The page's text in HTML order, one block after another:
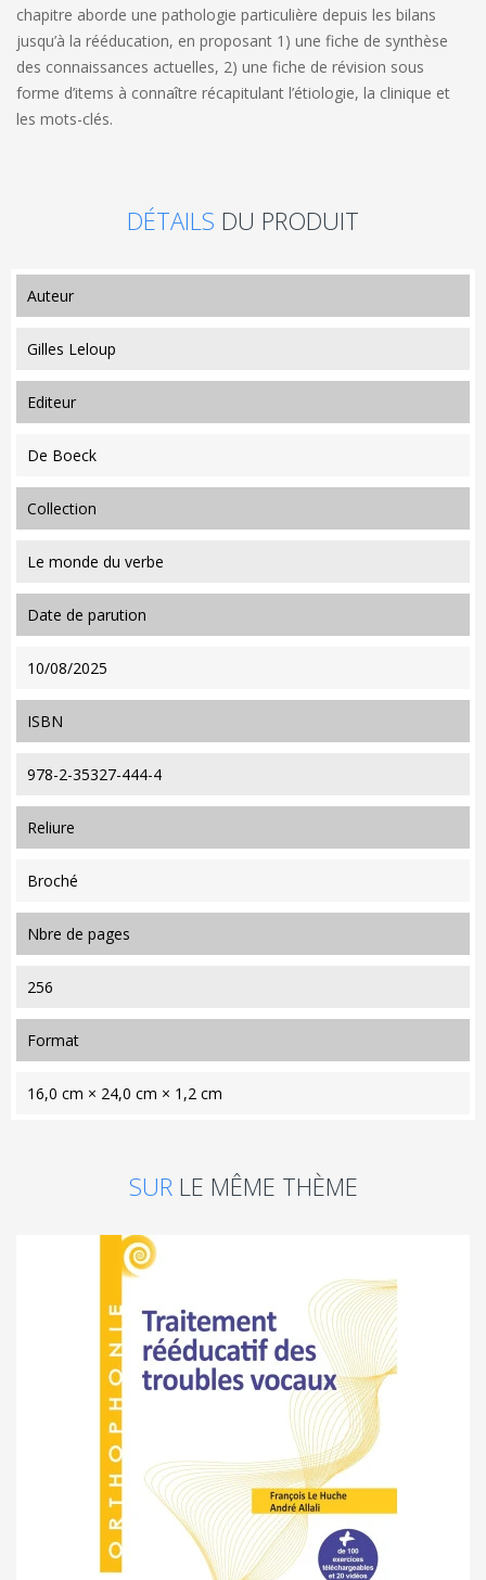
chapitre aborde une pathologie particulière depuis les bilans
jusqu’à la rééducation, en proposant 1) une fiche de synthèse
des connaissances actuelles, 2) une fiche de révision sous
forme d’items à connaître récapitulant l’étiologie, la clinique et
les mots-clés.
DÉTAILS DU PRODUIT
auteur
Gilles Leloup
editeur
De Boeck
collection
Le monde du verbe
date de parution
10/08/2025
ISBN
978-2-35327-444-4
reliure
Broché
nbre de pages
256
format
16,0 cm × 24,0 cm × 1,2 cm
SUR LE MÊME THÈME